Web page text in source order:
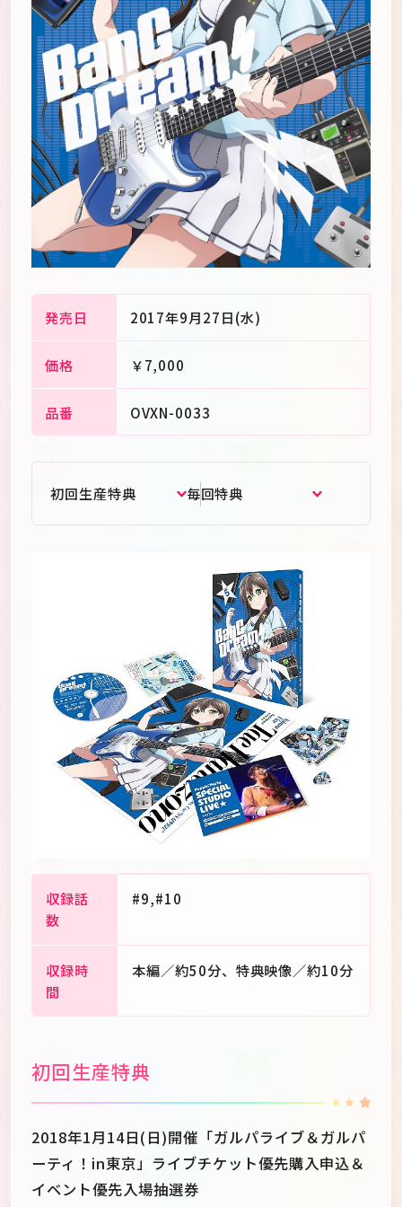
JP EN
発売日 2017年9月27日(水)
価格 ￥7,000
品番 OVXN-0033
初回生産特典 毎回特典
収録話
数
#9,#10
収録時
間
本編／約50分、特典映像／約10分
初回生産特典
2018年1月14日(日)開催「ガルパライブ＆ガルパ
ーティ！in東京」ライブチケット優先購入申込＆
イベント優先入場抽選券